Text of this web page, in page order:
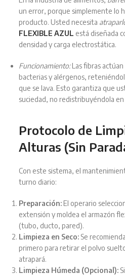
un error, porque simplemente lo
producto. Usted necesita
FLEXIBLE AZUL está diseñada
densidad y carga electrostática.
Funcionamiento:Las fibras actúan
bacterias y alérgenos,
que se lava. Esto garantiza que
suciedad, no redistribuyéndola en
Protocolo de
Alturas (Sin
Con este sistema, el
turno diario:
Preparación:El operario
extensión y moldea el armazón
(tubo, ducto, pared).
Limpieza en Seco:Se
primero para retirar el polvo
atrapará.
Limpieza Húmeda (Opcional):